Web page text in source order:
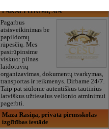
PAKALPOJUMI, SIA
Pagarbus
atsisveikinimas be
papildomų
rūpesčių. Mes
pasirūpinsime
viskuo: pilnas
laidotuvių
organizavimas, dokumentų tvarkymas,
transportas ir reikmenys. Dirbame 24/7.
Taip pat siūlome autentiškus tautinius
latviškus užtiesalus velionio atminimui
pagerbti.
Maza Rasiņa, privātā pirmsskolas
izglītības iestāde